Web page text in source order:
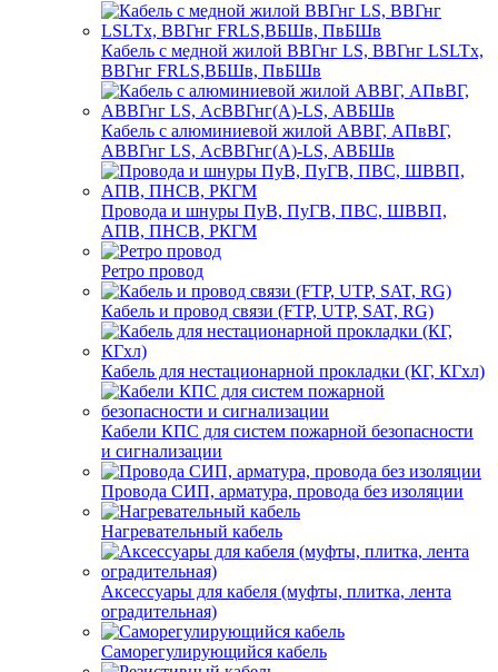
Кабель с медной жилой ВВГнг LS, ВВГнг LSLTx,
ВВГнг FRLS,ВБШв, ПвБШв
Кабель с алюминиевой жилой АВВГ, АПвВГ,
АВВГнг LS, АсВВГнг(А)-LS, АВБШв
Провода и шнуры ПуВ, ПуГВ, ПВС, ШВВП,
АПВ, ПНСВ, РКГМ
Ретро провод
Кабель и провод связи (FTP, UTP, SAT, RG)
Кабель для нестационарной прокладки (КГ, КГхл)
Кабели КПС для систем пожарной безопасности
и сигнализации
Провода СИП, арматура, провода без изоляции
Нагревательный кабель
Аксессуары для кабеля (муфты, плитка, лента
оградительная)
Саморегулирующийся кабель